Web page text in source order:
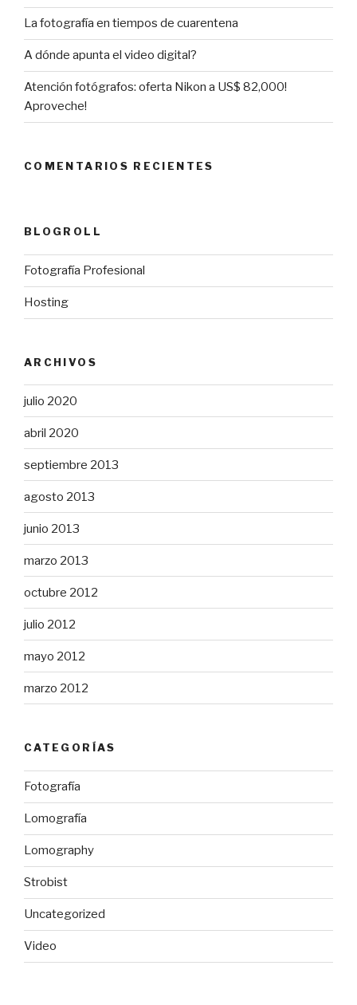
La fotografía en tiempos de cuarentena
A dónde apunta el video digital?
Atención fotógrafos: oferta Nikon a US$ 82,000!
Aproveche!
COMENTARIOS RECIENTES
BLOGROLL
Fotografía Profesional
Hosting
ARCHIVOS
julio 2020
abril 2020
septiembre 2013
agosto 2013
junio 2013
marzo 2013
octubre 2012
julio 2012
mayo 2012
marzo 2012
CATEGORÍAS
Fotografía
Lomografía
Lomography
Strobist
Uncategorized
Video